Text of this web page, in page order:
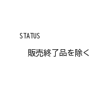
STATUS
販売終了品を除く